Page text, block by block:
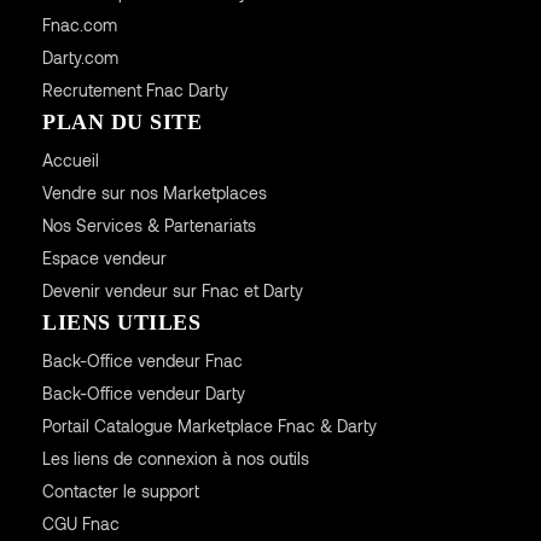
Fnac.com
Darty.com
Recrutement Fnac Darty
PLAN DU SITE
Accueil
Vendre sur nos Marketplaces
Nos Services & Partenariats
Espace vendeur
Devenir vendeur sur Fnac et Darty
LIENS UTILES
Back-Office vendeur Fnac
Back-Office vendeur Darty
Portail Catalogue Marketplace Fnac & Darty
Les liens de connexion à nos outils
Contacter le support
CGUFnac